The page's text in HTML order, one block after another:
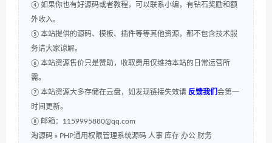
④ 如果你也有好源码或者教程，可以联系小编，有钻石奖励和额
外收入。
⑤ 本站提供的源码、模板、插件等等其他资源，都不包含技术服
务请大家谅解。
⑥ 本站资源售价只是赞助，收取费用仅维持本站的日常运营所
需。
⑦ 本站资源大多存储在云盘，如发现链接失效请 反馈我们 会第一
时间更新。
⑧ 邮箱：1159995880@qq.com
淘源码 » PHP通用权限管理系统源码 人事 库存 办公 财务